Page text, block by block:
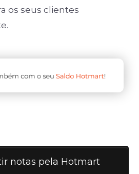
os seus clientes
notas pela Hotmart